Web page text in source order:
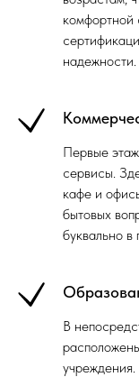
комфортной
надежности.
Первые
сервисы.
кафе и
бытовых
буквально
В
учреждения.